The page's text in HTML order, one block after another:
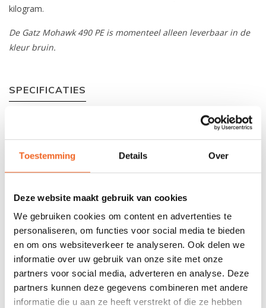
Toestemming Details Over
Deze website maakt gebruik van cookies
We gebruiken cookies om content en advertenties te
personaliseren, om functies voor social media te bieden
en om ons websiteverkeer te analyseren. Ook delen we
informatie over uw gebruik van onze site met onze
partners voor social media, adverteren en analyse. Deze
partners kunnen deze gegevens combineren met andere
informatie die u aan ze heeft verstrekt of die ze hebben
kilogram.
De Gatz Mohawk 490 PE is momenteel alleen leverbaar in de
kleur bruin.
SPECIFICATIES
Breedte: 90 cm
Gewicht: 36 kg
Capaciteit: 360 kg
REVIEWS
Nog niet gewaardeerd